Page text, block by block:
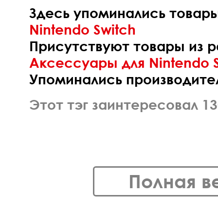
Здесь упоминались
Nintendo Switch
Присутствуют товары из
Аксессуары для Nintendo
Упоминались
Этот тэг заинтересовал
Полная